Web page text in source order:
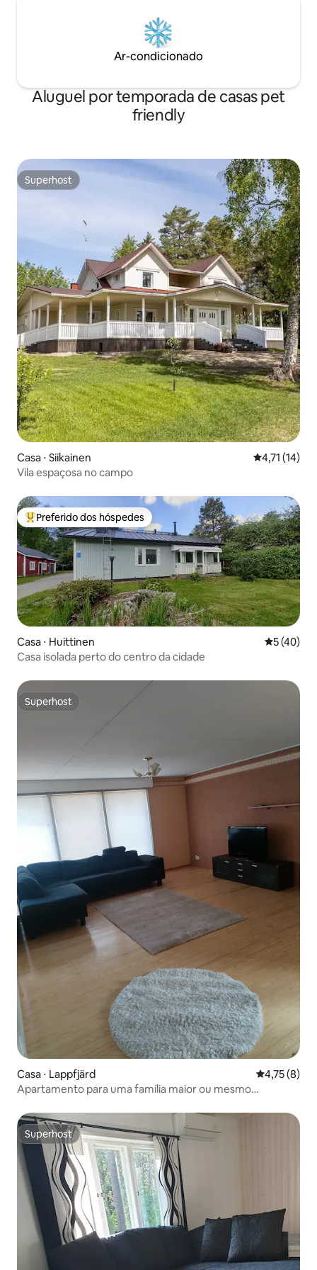
Ar-condicionado
Aluguel por temporada de casas pet
friendly
Superhost
Superhost
Casa ⋅ Siikainen 4,71 de uma
4,71 (14)
Vila espaçosa no campo
Entre os melhores preferidos dos hóspedes
Preferido dos hóspedes
Casa ⋅ Huittinen 5 de uma
5 (40)
Casa isolada perto do centro da cidade
Superhost
Superhost
Casa ⋅ Lappfjärd 4,75 de
4,75 (8)
Apartamento para uma família maior ou mesmo
Superhost
Superhost